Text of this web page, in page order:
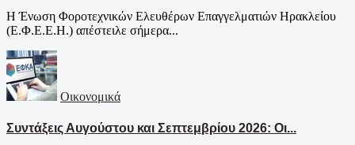
Η Ένωση Φοροτεχνικών Ελευθέρων Επαγγελματιών Ηρακλείου
(Ε.Φ.Ε.Ε.Η.) απέστειλε σήμερα...
Οικονομικά
Συντάξεις Αυγούστου και Σεπτεμβρίου 2026: Οι...